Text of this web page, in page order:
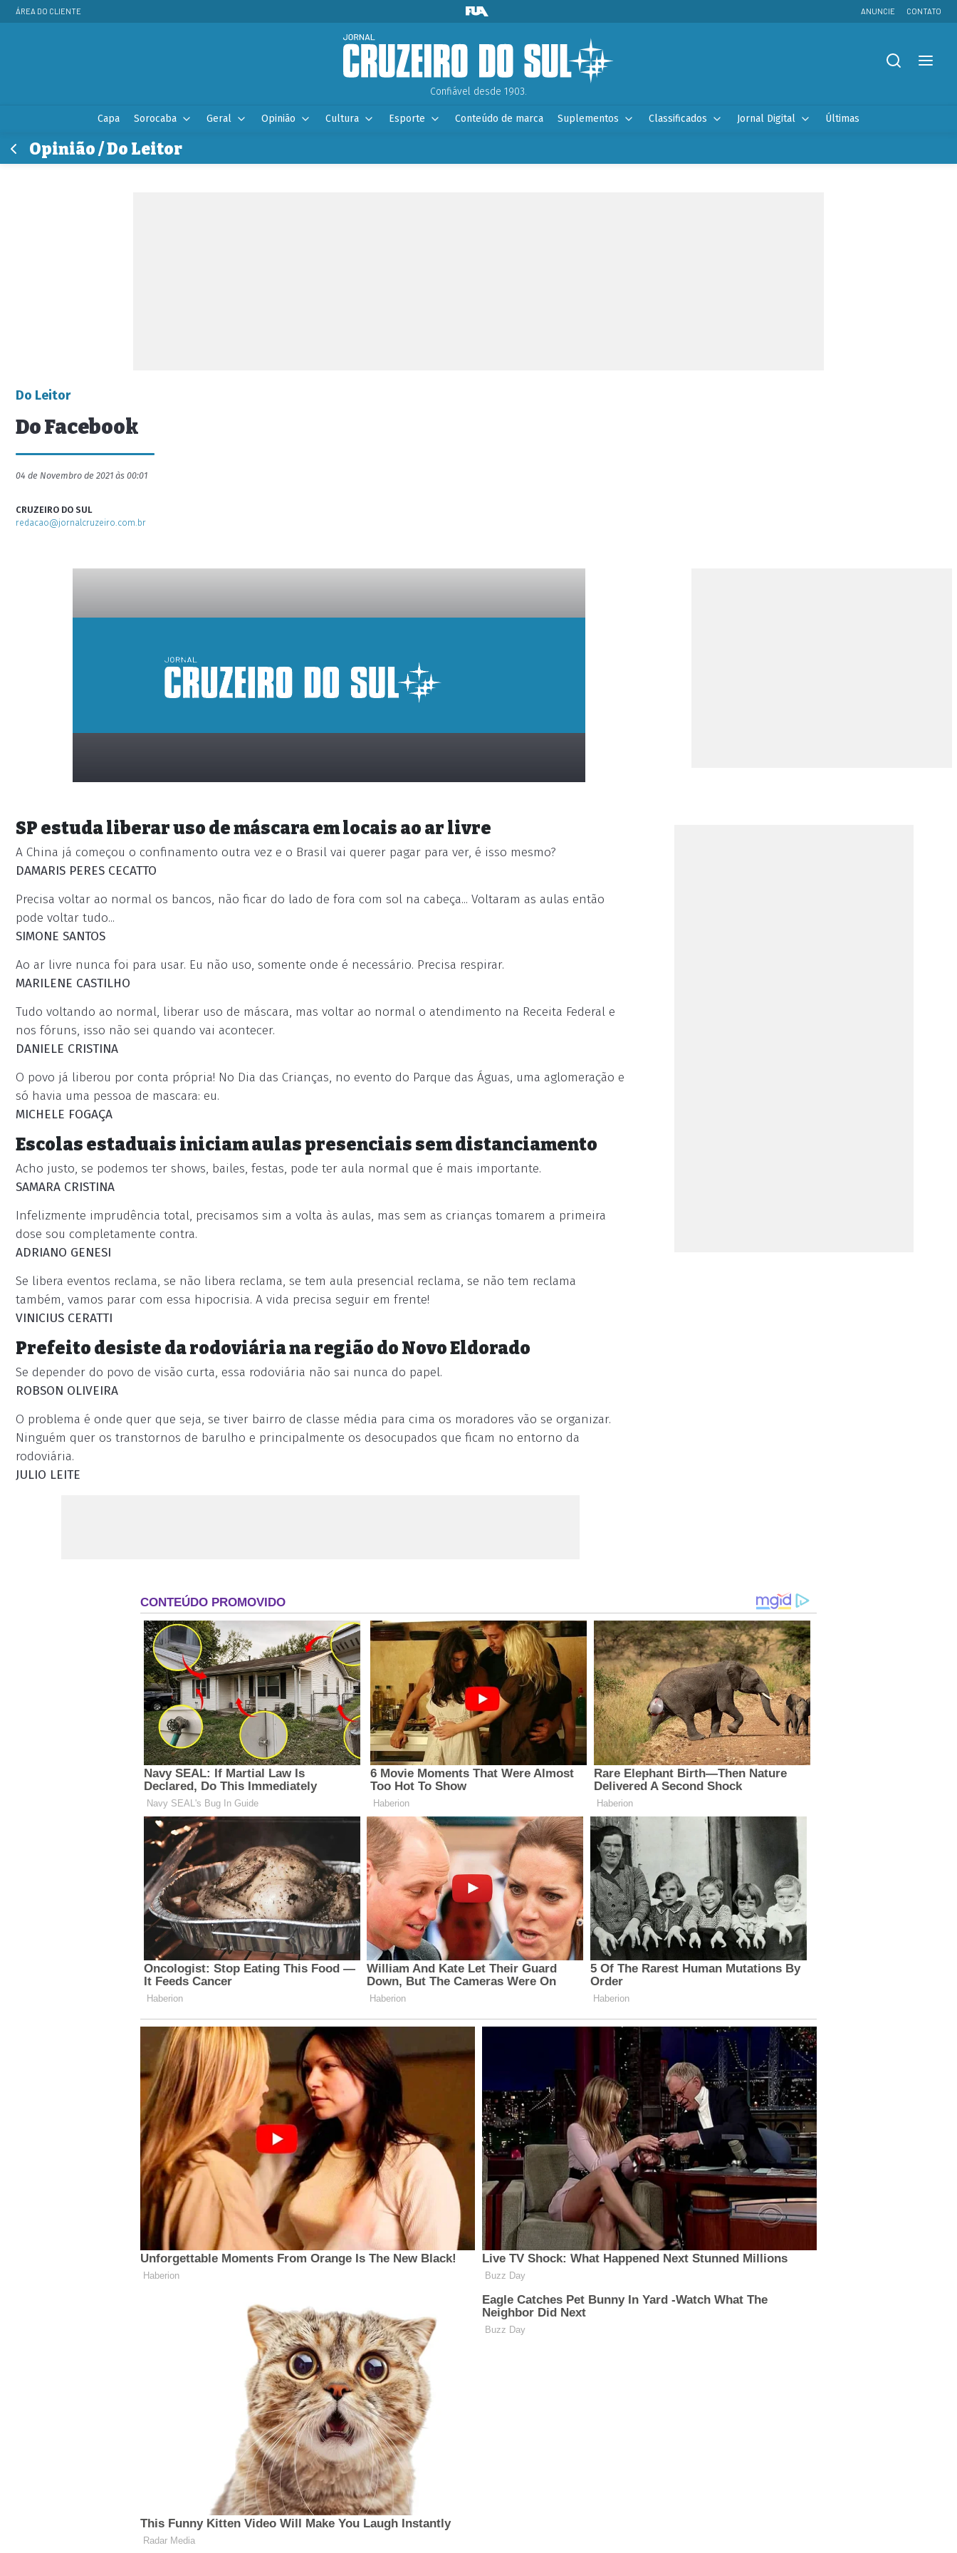
ÁREA DO CLIENTE ANUNCIE CONTATO
Confiável desde 1903.
Capa Sorocaba Geral Opinião Cultura Esporte Conteúdo de marca Suplementos Classificados Jornal Digital Últimas
Opinião / Do Leitor
Do Leitor
Do Facebook
04 de Novembro de 2021 às 00:01
CRUZEIRO DO SUL
redacao@jornalcruzeiro.com.br
placeholder
SP estuda liberar uso de máscara em locais ao ar livre
A China já começou o confinamento outra vez e o Brasil vai querer pagar para ver, é isso mesmo?
DAMARIS PERES CECATTO
Precisa voltar ao normal os bancos, não ficar do lado de fora com sol na cabeça... Voltaram as aulas então
pode voltar tudo...
SIMONE SANTOS
Ao ar livre nunca foi para usar. Eu não uso, somente onde é necessário. Precisa respirar.
MARILENE CASTILHO
Tudo voltando ao normal, liberar uso de máscara, mas voltar ao normal o atendimento na Receita Federal e
nos fóruns, isso não sei quando vai acontecer.
DANIELE CRISTINA
O povo já liberou por conta própria! No Dia das Crianças, no evento do Parque das Águas, uma aglomeração e
só havia uma pessoa de mascara: eu.
MICHELE FOGAÇA
Escolas estaduais iniciam aulas presenciais sem distanciamento
Acho justo, se podemos ter shows, bailes, festas, pode ter aula normal que é mais importante.
SAMARA CRISTINA
Infelizmente imprudência total, precisamos sim a volta às aulas, mas sem as crianças tomarem a primeira
dose sou completamente contra.
ADRIANO GENESI
Se libera eventos reclama, se não libera reclama, se tem aula presencial reclama, se não tem reclama
também, vamos parar com essa hipocrisia. A vida precisa seguir em frente!
VINICIUS CERATTI
Prefeito desiste da rodoviária na região do Novo Eldorado
Se depender do povo de visão curta, essa rodoviária não sai nunca do papel.
ROBSON OLIVEIRA
O problema é onde quer que seja, se tiver bairro de classe média para cima os moradores vão se organizar.
Ninguém quer os transtornos de barulho e principalmente os desocupados que ficam no entorno da
rodoviária.
JULIO LEITE